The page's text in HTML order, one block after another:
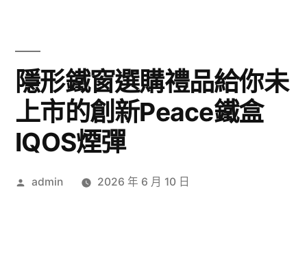
隱形鐵窗選購禮品給你未
上市的創新Peace鐵盒
IQOS煙彈
作
admin 2026 年 6 月 10 日